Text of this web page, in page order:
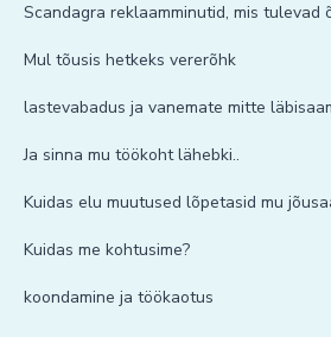
Scandagra reklaamminutid, mis tulevad
Mul tõusis hetkeks vererõhk
lastevabadus ja vanemate mitte
Ja sinna mu töökoht lähebki..
Kuidas elu muutused lõpetasid mu
Kuidas me kohtusime?
koondamine ja töökaotus